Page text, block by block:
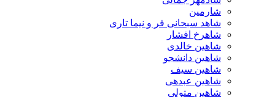
شارمین
شاهد سبحانی فر و نیما تاری
شاهرخ افشار
شاهین خالدی
شاهین دانشجو
شاهین سیف
شاهین عبدهی
شاهین متولی